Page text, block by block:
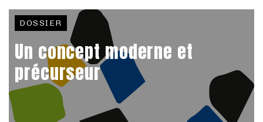
DOSSIER
Un concept moderne et
précurseur